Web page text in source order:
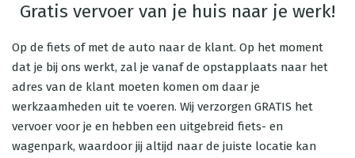
Gratis vervoer van je huis naar je werk!
Op de fiets of met de auto naar de klant. Op het moment
dat je bij ons werkt, zal je vanaf de opstapplaats naar het
adres van de klant moeten komen om daar je
werkzaamheden uit te voeren. Wij verzorgen GRATIS het
vervoer voor je en hebben een uitgebreid fiets- en
wagenpark, waardoor jij altijd naar de juiste locatie kan